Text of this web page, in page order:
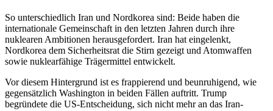
So unterschiedlich Iran und Nordkorea sind: Beide haben die
internationale Gemeinschaft in den letzten Jahren durch ihre
nuklearen Ambitionen herausgefordert. Iran hat eingelenkt,
Nordkorea dem Sicherheitsrat die Stirn gezeigt und Atomwaffen
sowie nuklearfähige Trägermittel entwickelt.
Vor diesem Hintergrund ist es frappierend und beunruhigend, wie
gegensätzlich Washington in beiden Fällen auftritt. Trump
begründete die US-Entscheidung, sich nicht mehr an das Iran-